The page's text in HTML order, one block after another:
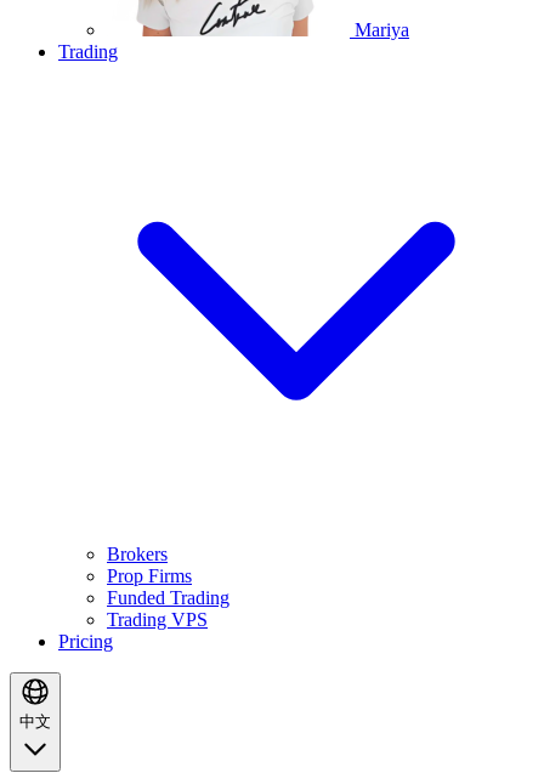
Mariya
Trading
Brokers
Prop Firms
Funded Trading
Trading VPS
Pricing
中文